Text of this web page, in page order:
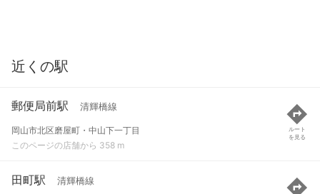
近くの駅
郵便局前駅 清輝橋線
岡山市北区磨屋町・中山下一丁目
このページの店舗から 358 m
ルート
を見る
田町駅 清輝橋線